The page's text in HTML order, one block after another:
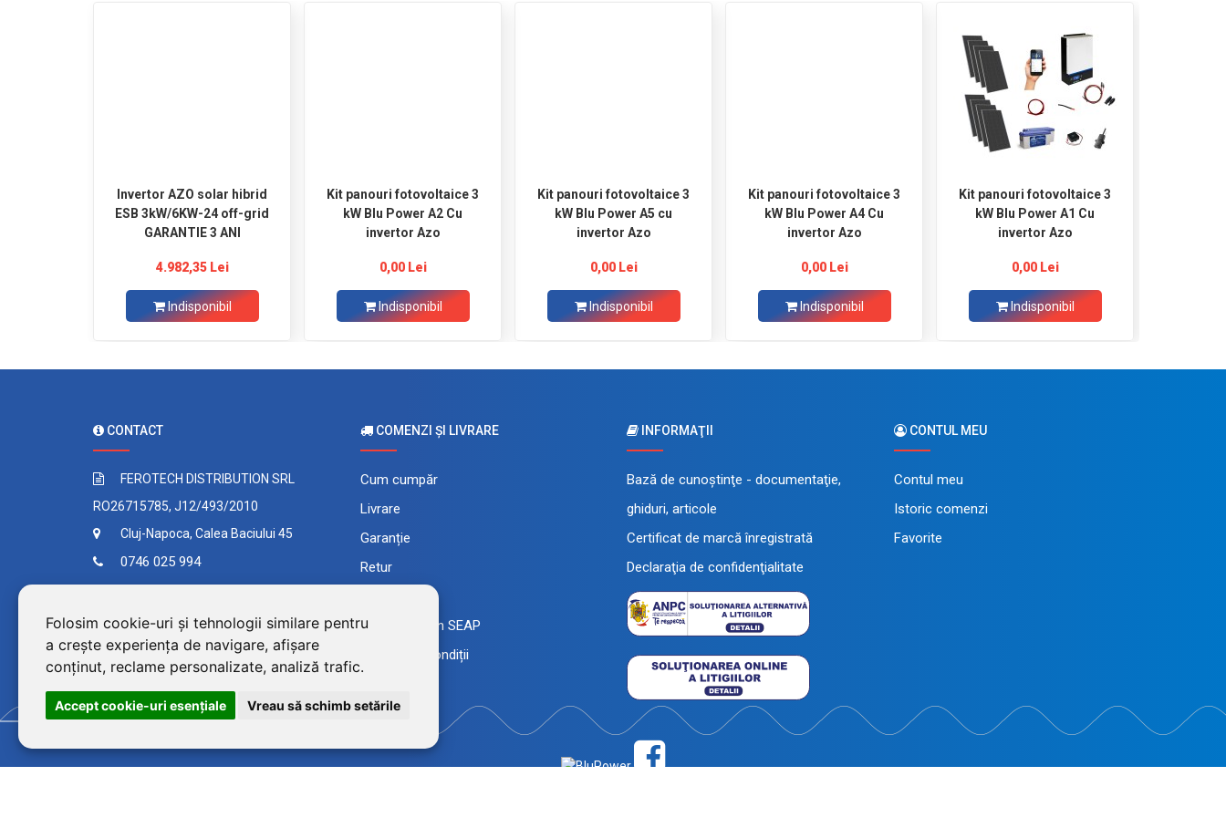
Folosim cookie-uri și tehnologii similare pentru
a crește experiența de navigare, afișare
conținut, reclame personalizate, analiză trafic.
Accept cookie-uri esenţiale Vreau să schimb setările
Invertor AZO solar hibrid
ESB 3kW/6KW-24 off-grid
GARANTIE 3 ANI
4.982,35 Lei
Indisponibil
Kit panouri fotovoltaice 3
kW Blu Power A2 Cu
invertor Azo
0,00 Lei
Indisponibil
Kit panouri fotovoltaice 3
kW Blu Power A5 cu
invertor Azo
0,00 Lei
Indisponibil
Kit panouri fotovoltaice 3
kW Blu Power A4 Cu
invertor Azo
0,00 Lei
Indisponibil
Kit panouri fotovoltaice 3
kW Blu Power A1 Cu
invertor Azo
0,00 Lei
Indisponibil
CONTACT
FEROTECH DISTRIBUTION SRL
RO26715785, J12/493/2010
Cluj-Napoca, Calea Baciului 45
0746 025 994
COMENZI ŞI LIVRARE
Cum cumpăr
Livrare
Garanție
Retur
Comanda prin SEAP
Termeni și condiții
INFORMAŢII
Bază de cunoştinţe - documentaţie,
ghiduri, articole
Certificat de marcă înregistrată
Declaraţia de confidenţialitate
CONTUL MEU
Contul meu
Istoric comenzi
Favorite